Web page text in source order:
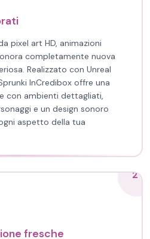
pixel art HD, animazioni
completamente nuova
Realizzato con Unreal
InCredibox offre una
con ambienti dettagliati,
e un design sonoro
aspetto della tua
2
fresche